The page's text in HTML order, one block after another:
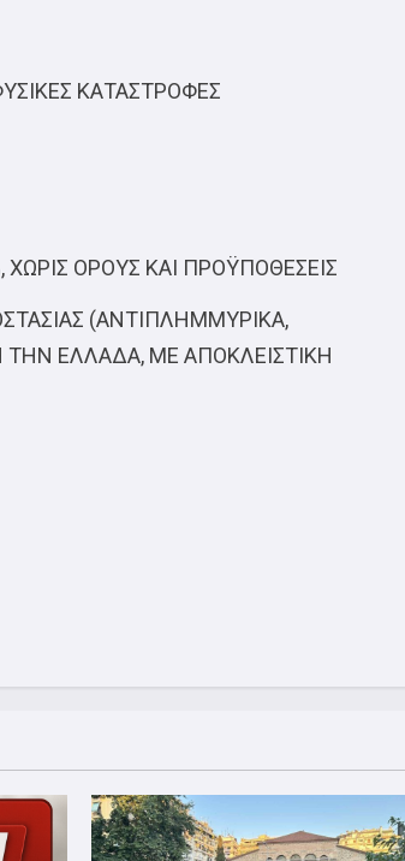
ΚΑΤΑΣΤΡΟΦΕΣ
ΟΡΟΥΣ ΚΑΙ ΠΡΟΫΠΟΘΕΣΕΙΣ
(ΑΝΤΙΠΛΗΜΜΥΡΙΚΑ,
ΤΗΝ ΕΛΛΑΔΑ, ΜΕ ΑΠΟΚΛΕΙΣΤΙΚΗ